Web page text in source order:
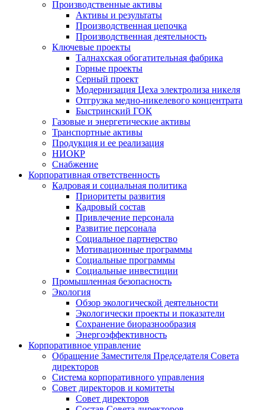
Производственные активы
Активы и результаты
Производственная цепочка
Производственная деятельность
Ключевые проекты
Талнахская обогатительная фабрика
Горные проекты
Серный проект
Модернизация Цеха электролиза никеля
Отгрузка медно-никелевого концентрата
Быстринский ГОК
Газовые и энергетические активы
Транспортные активы
Продукция и ее реализация
НИОКР
Снабжение
Корпоративная ответственность
Кадровая и социальная политика
Приоритеты развития
Кадровый состав
Привлечение персонала
Развитие персонала
Социальное партнерство
Мотивационные программы
Социальные программы
Социальные инвестиции
Промышленная безопасность
Экология
Обзор экологической деятельности
Экологически проекты и показатели
Сохранение биоразнообразия
Энергоэффективность
Корпоративное управление
Обращение Заместителя Председателя Совета
директоров
Система корпоративного управления
Совет директоров и комитеты
Совет директоров